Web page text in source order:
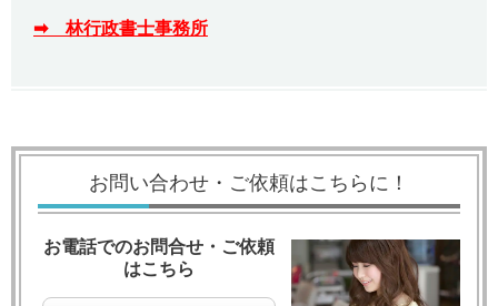
➡ 林行政書士事務所
お問い合わせ・ご依頼はこちらに！
お電話でのお問合せ・ご依頼
はこちら